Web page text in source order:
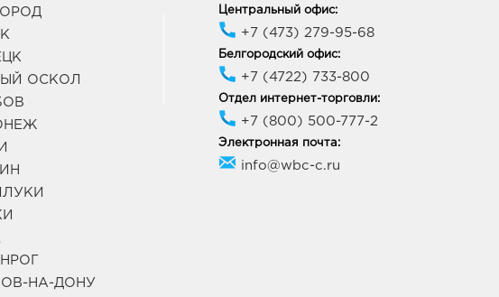
ОСКОЛ
НА-ДОНУ
Центральный офис:
+7 (473) 279-95-68
Белгородский офис:
+7 (4722) 733-800
Отдел интернет-торговли:
+7 (800) 500-777-2
Электронная почта:
info@wbc-c.ru